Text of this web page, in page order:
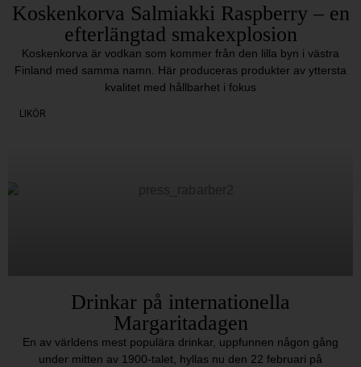
Koskenkorva Salmiakki Raspberry – en
efterlängtad smakexplosion
Koskenkorva är vodkan som kommer från den lilla byn i västra
Finland med samma namn. Här produceras produkter av yttersta
kvalitet med hållbarhet i fokus
LIKÖR
Drinkar på internationella
Margaritadagen
En av världens mest populära drinkar, uppfunnen någon gång
under mitten av 1900-talet, hyllas nu den 22 februari på